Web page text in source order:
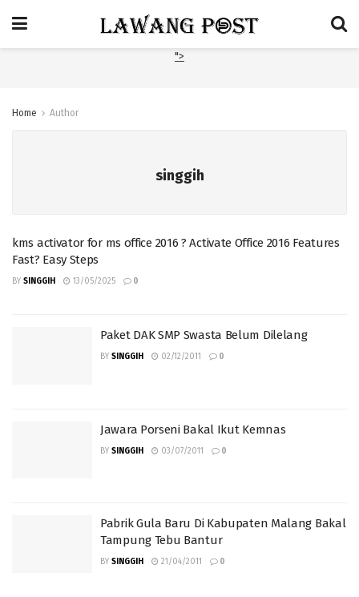
">
Home Author
singgih
kms activator for ms office 2016 ? Activate Office 2016 Features
Fast? Easy Steps
BY SINGGIH 13/05/2025 0
Paket DAK SMP Swasta Belum Dilelang
BY SINGGIH 02/12/2011 0
Jawara Porseni Bakal Ikut Kemnas
BY SINGGIH 03/07/2011 0
Pabrik Gula Baru Di Kabupaten Malang Bakal
Tampung Tebu Bantur
BY SINGGIH 21/04/2011 0